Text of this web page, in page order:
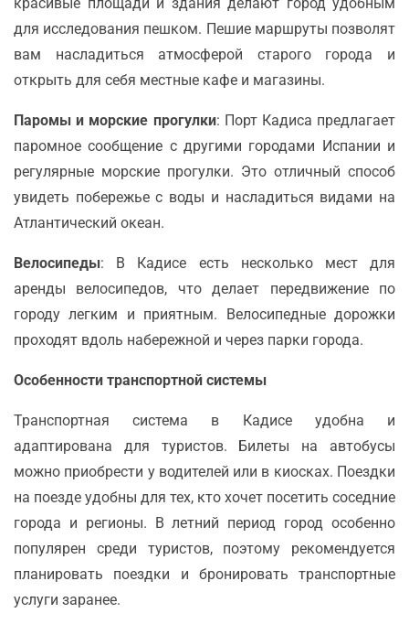
для исследования пешком. Пешие маршруты позволят
вам насладиться атмосферой старого города и
открыть для себя местные кафе и магазины.
Паромы и морские прогулки: Порт Кадиса предлагает
паромное сообщение с другими городами Испании и
регулярные морские прогулки. Это отличный способ
увидеть побережье с воды и насладиться видами на
Атлантический океан.
Велосипеды: В Кадисе есть несколько мест для
аренды велосипедов, что делает передвижение по
городу легким и приятным. Велосипедные дорожки
проходят вдоль набережной и через парки города.
Особенности транспортной системы
Транспортная система в Кадисе удобна и
адаптирована для туристов. Билеты на автобусы
можно приобрести у водителей или в киосках. Поездки
на поезде удобны для тех, кто хочет посетить соседние
города и регионы. В летний период город особенно
популярен среди туристов, поэтому рекомендуется
планировать поездки и бронировать транспортные
услуги заранее.